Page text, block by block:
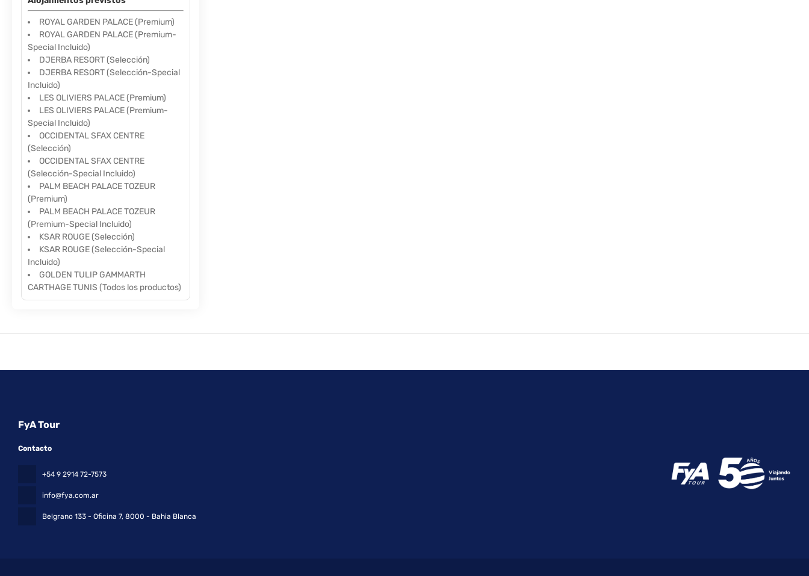
ROYAL GARDEN PALACE (Premium)
ROYAL GARDEN PALACE (Premium-
Special Incluido)
DJERBA RESORT (Selección)
DJERBA RESORT (Selección-Special
Incluido)
LES OLIVIERS PALACE (Premium)
LES OLIVIERS PALACE (Premium-
Special Incluido)
OCCIDENTAL SFAX CENTRE
(Selección)
OCCIDENTAL SFAX CENTRE
(Selección-Special Incluido)
PALM BEACH PALACE TOZEUR
(Premium)
PALM BEACH PALACE TOZEUR
(Premium-Special Incluido)
KSAR ROUGE (Selección)
KSAR ROUGE (Selección-Special
Incluido)
GOLDEN TULIP GAMMARTH
CARTHAGE TUNIS (Todos los productos)
FyA Tour
Contacto
+54 9 2914 72-7573
info@fya.com.ar
Belgrano 133 - Oficina 7, 8000 - Bahia Blanca